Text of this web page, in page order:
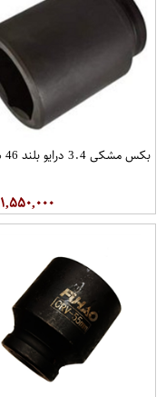
بکس مشکی 3.4 درایو بلند 46 هنس
۱,۵۵۰,۰۰۰